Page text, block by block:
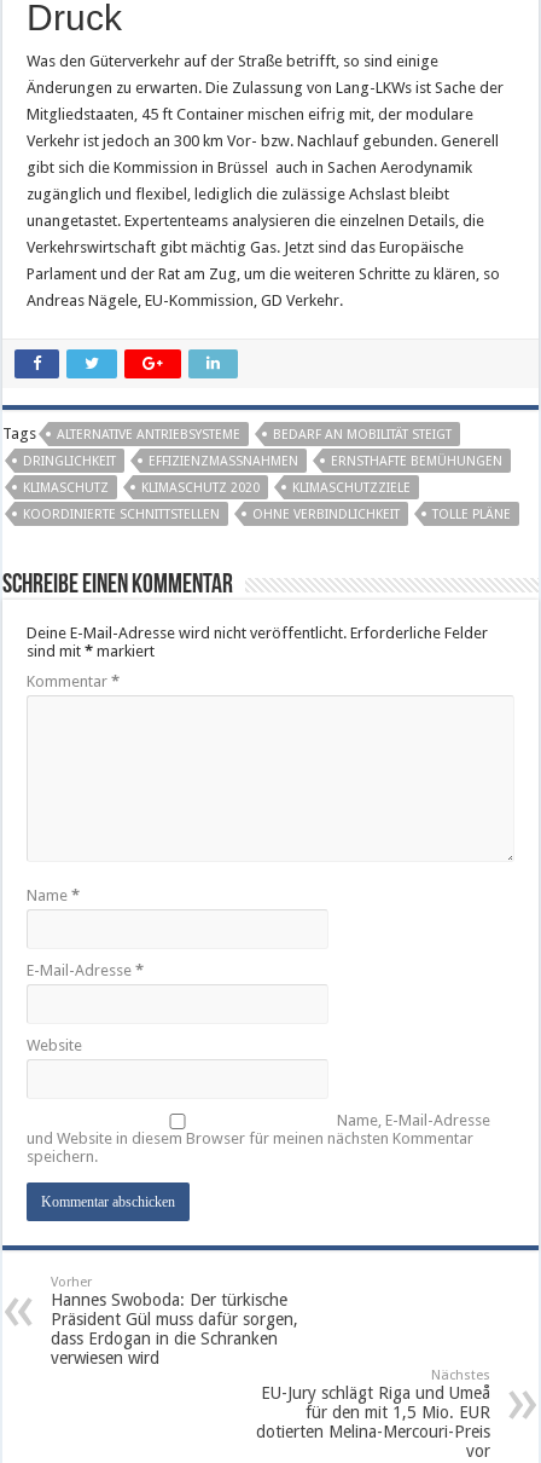
Druck
Was den Güterverkehr auf der Straße betrifft, so sind einige
Änderungen zu erwarten. Die Zulassung von Lang-LKWs ist Sache der
Mitgliedstaaten, 45 ft Container mischen eifrig mit, der modulare
Verkehr ist jedoch an 300 km Vor- bzw. Nachlauf gebunden. Generell
gibt sich die Kommission in Brüssel auch in Sachen Aerodynamik
zugänglich und flexibel, lediglich die zulässige Achslast bleibt
unangetastet. Expertenteams analysieren die einzelnen Details, die
Verkehrswirtschaft gibt mächtig Gas. Jetzt sind das Europäische
Parlament und der Rat am Zug, um die weiteren Schritte zu klären, so
Andreas Nägele, EU-Kommission, GD Verkehr.
Tags ALTERNATIVE ANTRIEBSYSTEME
BEDARF AN MOBILITÄT STEIGT
DRINGLICHKEIT
EFFIZIENZMASSNAHMEN
ERNSTHAFTE BEMÜHUNGEN
KLIMASCHUTZ
KLIMASCHUTZ 2020
KLIMASCHUTZZIELE
KOORDINIERTE SCHNITTSTELLEN
OHNE VERBINDLICHKEIT TOLLE PLÄNE
Schreibe einen Kommentar
Deine E-Mail-Adresse wird nicht veröffentlicht. Erforderliche Felder
sind mit* markiert
Kommentar*
Name*
E-Mail-Adresse*
Website
Name, E-Mail-Adresse
und Website in diesem Browser für meinen nächsten Kommentar
speichern.
Vorher
Hannes Swoboda: Der türkische
Präsident Gül muss dafür sorgen,
dass Erdogan in die Schranken
verwiesen wird
Nächstes
EU-Jury schlägt Riga und Umeå
für den mit 1,5 Mio. EUR
dotierten Melina-Mercouri-Preis
vor